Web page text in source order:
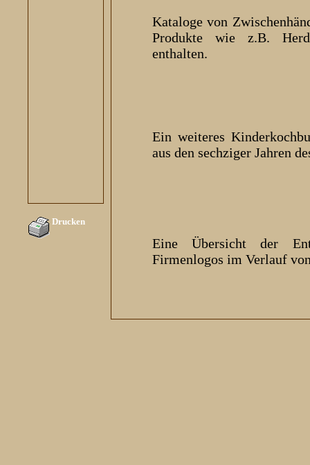
Drucken
Kataloge von
Produkte wie z.B.
enthalten.
Ein weiteres
aus den sechziger Jahren
Eine Übersicht der
Firmenlogos im Verlauf